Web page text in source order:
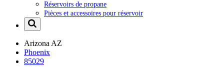
Réservoirs de propane
Pièces et accessoires pour réservoir
Arizona AZ
Phoenix
85029